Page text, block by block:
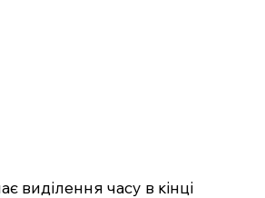
виділення часу в кінці